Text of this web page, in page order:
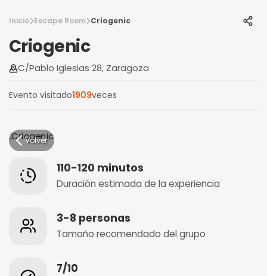
Inicio Escape Room Criogenic
Criogenic
C/Pablo Iglesias 28, Zaragoza
Evento visitado1909veces
Volver
110-120 minutos
Duración estimada de la experiencia
3-8 personas
Tamaño recomendado del grupo
7/10